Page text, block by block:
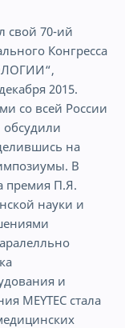
свой 70-ий
Конгресса
2015.
со всей России
обсудили
на
В
премия П.Я.
науки и
и
MEYTEC стала